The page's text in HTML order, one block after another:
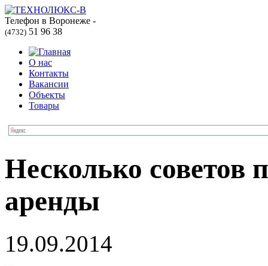
Телефон в Воронеже -
(4732) 51 96 38
О нас
Контакты
Вакансии
Объекты
Товары
Несколько советов
аренды
19.09.2014